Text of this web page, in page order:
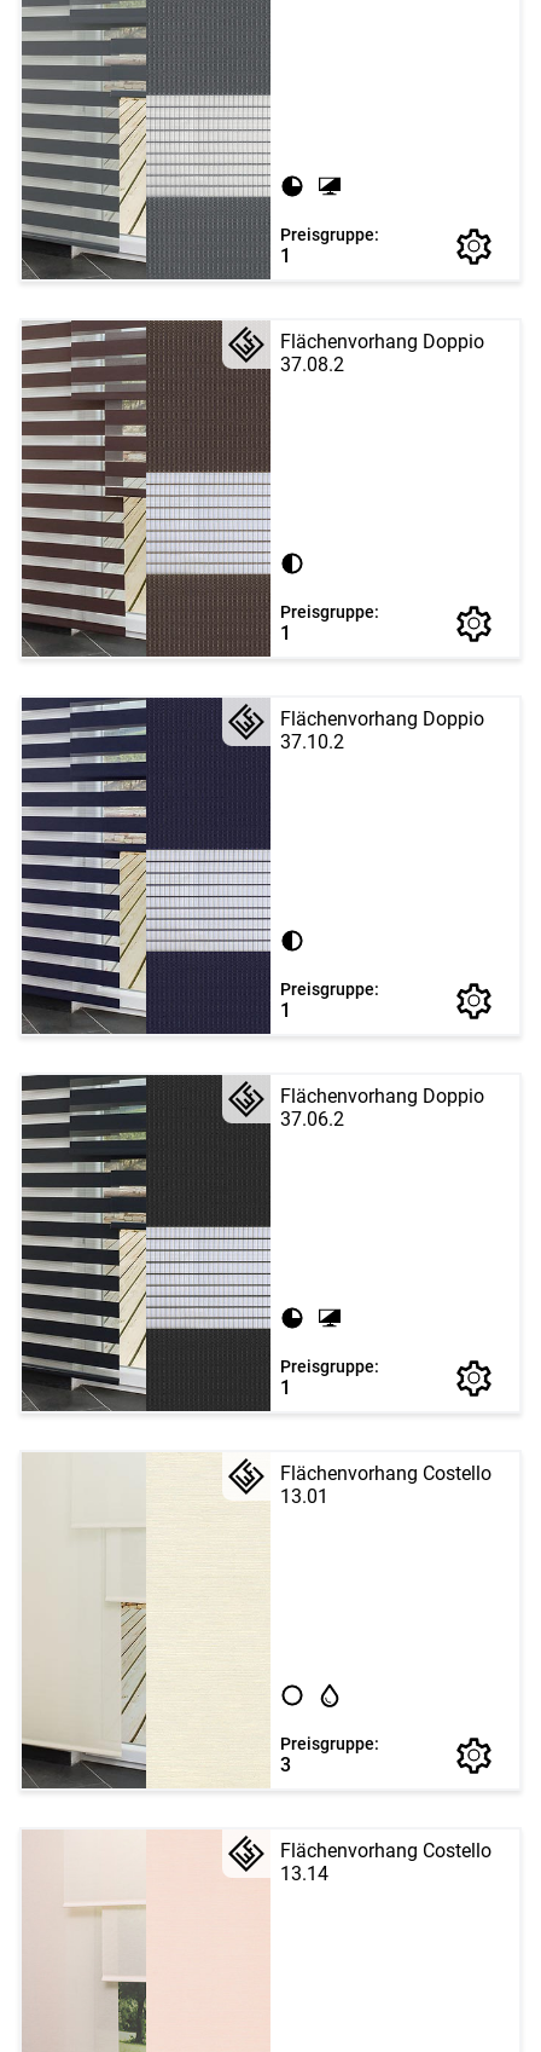
Preisgruppe:
1
Flächenvorhang Doppio
37.08.2
Preisgruppe:
1
Flächenvorhang Doppio
37.10.2
Preisgruppe:
1
Flächenvorhang Doppio
37.06.2
Preisgruppe:
1
Flächenvorhang Costello
13.01
Preisgruppe:
3
Flächenvorhang Costello
13.14